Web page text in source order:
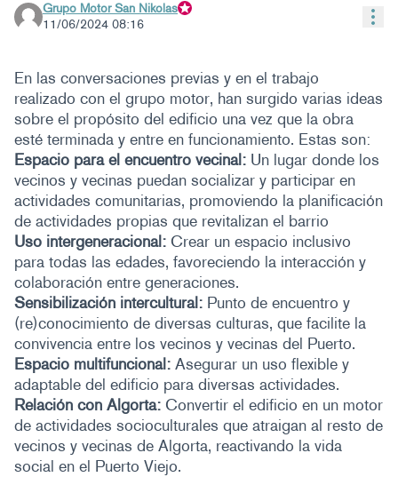
Grupo Motor San Nikolas
11/06/2024 08:16
En las conversaciones previas y en el trabajo
realizado con el grupo motor, han surgido varias ideas
sobre el propósito del edificio una vez que la obra
esté terminada y entre en funcionamiento. Estas son:
Espacio para el encuentro vecinal: Un lugar donde los
vecinos y vecinas puedan socializar y participar en
actividades comunitarias, promoviendo la planificación
de actividades propias que revitalizan el barrio
Uso intergeneracional: Crear un espacio inclusivo
para todas las edades, favoreciendo la interacción y
colaboración entre generaciones.
Sensibilización intercultural: Punto de encuentro y
(re)conocimiento de diversas culturas, que facilite la
convivencia entre los vecinos y vecinas del Puerto.
Espacio multifuncional: Asegurar un uso flexible y
adaptable del edificio para diversas actividades.
Relación con Algorta: Convertir el edificio en un motor
de actividades socioculturales que atraigan al resto de
vecinos y vecinas de Algorta, reactivando la vida
social en el Puerto Viejo.